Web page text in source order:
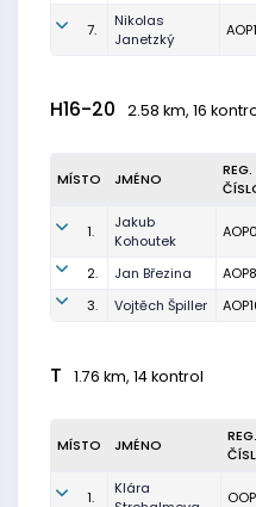
7.
Nikolas
Janetzký
H16-20 2.58 km, 16
MÍSTO JMÉNO
REG.
1.
Jakub
Kohoutek
2. Jan Březina
3.
Vojtěch Špiller
T 1.76 km, 14 kontrol
MÍSTO JMÉNO
REG.
1.
Klára